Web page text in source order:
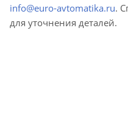
info@euro-avtomatika.ru.
для уточнения деталей.